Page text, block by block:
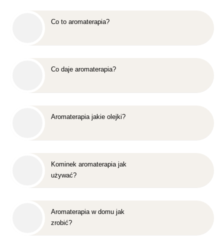
Co to aromaterapia?
Co daje aromaterapia?
Aromaterapia jakie olejki?
Kominek aromaterapia jak
używać?
Aromaterapia w domu jak
zrobić?